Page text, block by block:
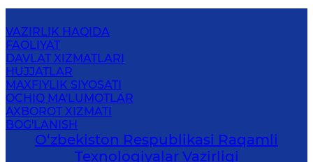
VAZIRLIK HAQIDA
FAOLIYAT
DAVLAT XIZMATLARI
HUJJATLAR
MAXFIYLIK SIYOSATI
OCHIQ MA'LUMOTLAR
AXBOROT XIZMATI
BOG'LANISH
O‘zbekiston Respublikasi Raqamli
Texnologiyalar Vazirligi